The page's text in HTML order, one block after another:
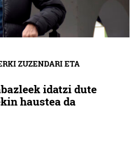
ZUZENDARI ETA
idatzi dute
haustea da